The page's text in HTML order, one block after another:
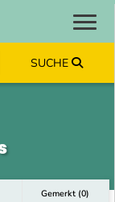
SUCHE
Gemerkt (0)